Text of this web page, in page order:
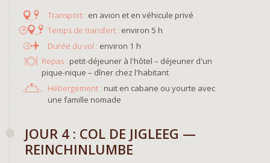
en avion et en véhicule privé
environ 5 h
environ 1 h
Repas : petit-déjeuner à l'hôtel – déjeuner d'un
pique-nique – dîner chez l'habitant
Hébergement : nuit en cabane ou yourte avec
une famille nomade
JOUR 4 : COL DE JIGLEEG —
REINCHINLUMBE